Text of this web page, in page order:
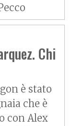
Chi
è stato
che è
con Alex